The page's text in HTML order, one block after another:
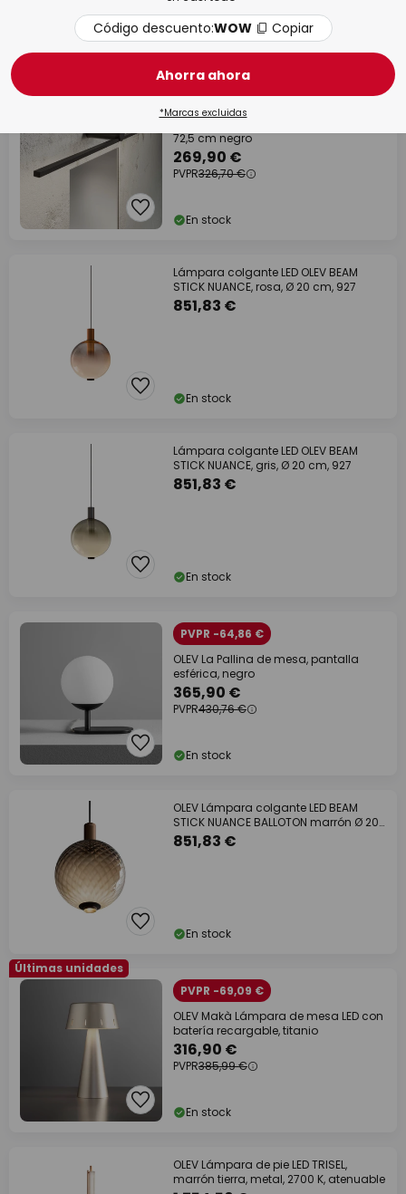
En stock
PVPR -56,80 €
72,5 cm negro
269,90 €
PVPR326,70 €
En stock
Lámpara colgante LED OLEV BEAM
STICK NUANCE, rosa, Ø 20 cm, 927
851,83 €
En stock
Lámpara colgante LED OLEV BEAM
STICK NUANCE, gris, Ø 20 cm, 927
851,83 €
En stock
PVPR -64,86 €
OLEV La Pallina de mesa, pantalla
esférica, negro
365,90 €
PVPR430,76 €
En stock
OLEV Lámpara colgante LED BEAM
STICK NUANCE BALLOTON marrón Ø 20
cm 927
851,83 €
En stock
Últimas unidades
PVPR -69,09 €
OLEV Makà Lámpara de mesa LED con
batería recargable, titanio
316,90 €
PVPR385,99 €
En stock
OLEV Lámpara de pie LED TRISEL,
marrón tierra, metal, 2700 K, atenuable
Código descuento:WOW Copiar
Ahorra ahora
*Marcas excluidas